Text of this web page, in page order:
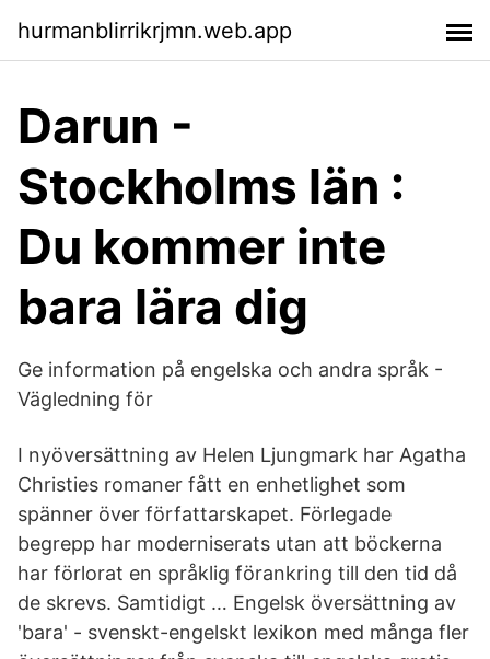
hurmanblirrikrjmn.web.app
Darun -
Stockholms län :
Du kommer inte
bara lära dig
Ge information på engelska och andra språk -
Vägledning för
I nyöversättning av Helen Ljungmark har Agatha
Christies romaner fått en enhetlighet som
spänner över författarskapet. Förlegade
begrepp har moderniserats utan att böckerna
har förlorat en språklig förankring till den tid då
de skrevs. Samtidigt … Engelsk översättning av
'bara' - svenskt-engelskt lexikon med många fler